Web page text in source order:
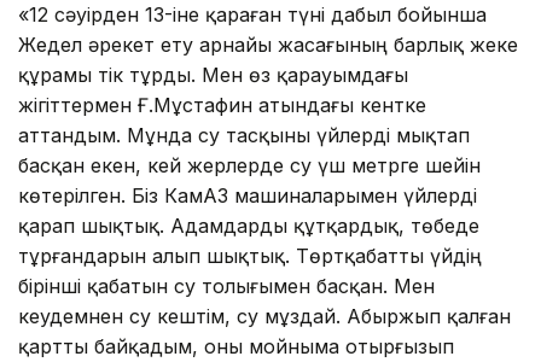
«12 сәуірден 13-іне қараған түні дабыл бойынша
Жедел әрекет ету арнайы жасағының барлық жеке
құрамы тік тұрды. Мен өз қарауымдағы
жігіттермен Ғ.Мұстафин атындағы кентке
аттандым. Мұнда су тасқыны үйлерді мықтап
басқан екен, кей жерлерде су үш метрге шейін
көтерілген. Біз КамАЗ машиналарымен үйлерді
қарап шықтық. Адамдарды құтқардық, төбеде
тұрғандарын алып шықтық. Төртқабатты үйдің
бірінші қабатын су толығымен басқан. Мен
кеудемнен су кештім, су мұздай. Абыржып қалған
қартты байқадым, оны мойныма отырғызып